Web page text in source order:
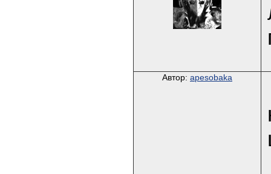
Автор: apesobaka